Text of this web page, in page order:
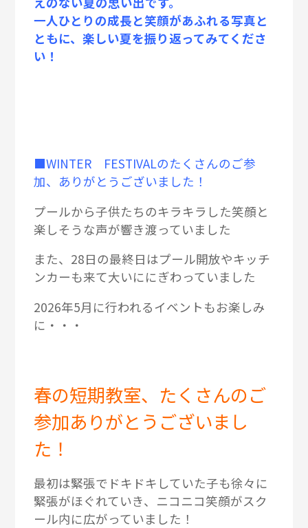
一人ひとりの成長と笑顔があふれる写真と
ともに、楽しい夏を振り返ってみてくださ
い！
■WINTER FESTIVALのたくさんのご参
加、ありがとうございました！
プールから子供たちのキラキラした笑顔と
楽しそうな声が響き渡っていました
また、28日の最終日はプール開放やキッチ
ンカーも来て大いににぎわっていました
2026年5月に行われるイベントもお楽しみ
に・・・
春の短期教室、たくさんのご
参加ありがとうございまし
た！
最初は緊張でドキドキしていた子も徐々に
緊張がほぐれていき、ニコニコ笑顔がスク
ール内に広がっていました！